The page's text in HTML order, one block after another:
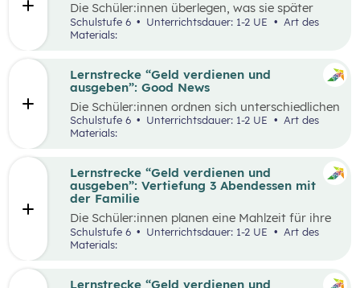
Die Schüler:innen überlegen, was sie später
einmal werden möchten und finden heraus, wie
der Beruf aussieht, den sie zukünftig ausüben
erstellen ein kreatives Endprodukt, das sie frei
wählen können. In der Wabe findet eine
Auseinandersetzung mit den eigenen
Vorstellungen über den Traumberuf und
Erkenntnisse aus der Recherche statt.
Außerdem erhalten die Schüler:innen in der
entsprechen und welche anders sind als
erwartet.
Schulstufe 6 Unterrichtsdauer: 1-2 UE
Materials:
Lernstrecke “Geld verdienen und
ausgeben”: Good News
Die Schüler:innen ordnen sich unterschiedlichen
Geld-Typen zu und diskutieren miteinander die
Tipps, die bei den jeweiligen Geld-Typen zu
welche konkreten Tipps sie im Alltag schon in
ihrem Alter umsetzen können, aber auch wie sie
ihre Eltern beim nachhaltigen Konsum
Schulstufe 6 Unterrichtsdauer: 1-2 UE
Art des
Materials:
Lernstrecke “Geld verdienen und
ausgeben”: Vertiefung 3 Abendessen mit
der Familie
Die Schüler:innen planen eine Mahlzeit für ihre
Familie und sollen dafür ein vorgegebenes
Budget pro Person einhalten. Zur Durchführung
der Einkauf der Zutaten und die Zubereitung
Schulstufe 6 Unterrichtsdauer: 1-2 UE
Materials:
Lernstrecke “Geld verdienen und